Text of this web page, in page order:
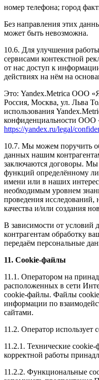
номер телефона; город
Без направления этих
может быть невозможна.
10.6. Для улучшения
сервисами контекстной
от нас доступ к
действиях на нём на
Это: Yandex.Metrica ООО
Россия, Москва, ул. Льва
использования
конфиденциальности ООО
https://yandex.ru/legal/
10.7. Мы можем поручить
данных нашим
заключаются договоры. Мы
функций определённому
имени или в наших
необходимым уровнем
проведения
качества и/или создания
В зависимости от условий
контрагентам обработку
передаём персональные
11. Сookie-файлы
11.1. Оператором на
расположенных в сети
cookie-файлы. Файлы
информации по
сайтами.
11.2. Оператор
11.2.1. Технические
корректной работы
11.2.2. Функциональные